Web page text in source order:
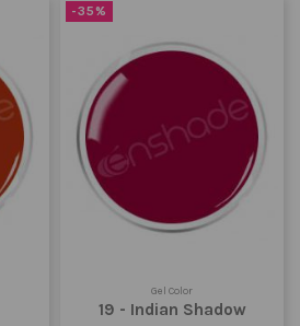
-35%
Gel Color
19 - Indian Shadow